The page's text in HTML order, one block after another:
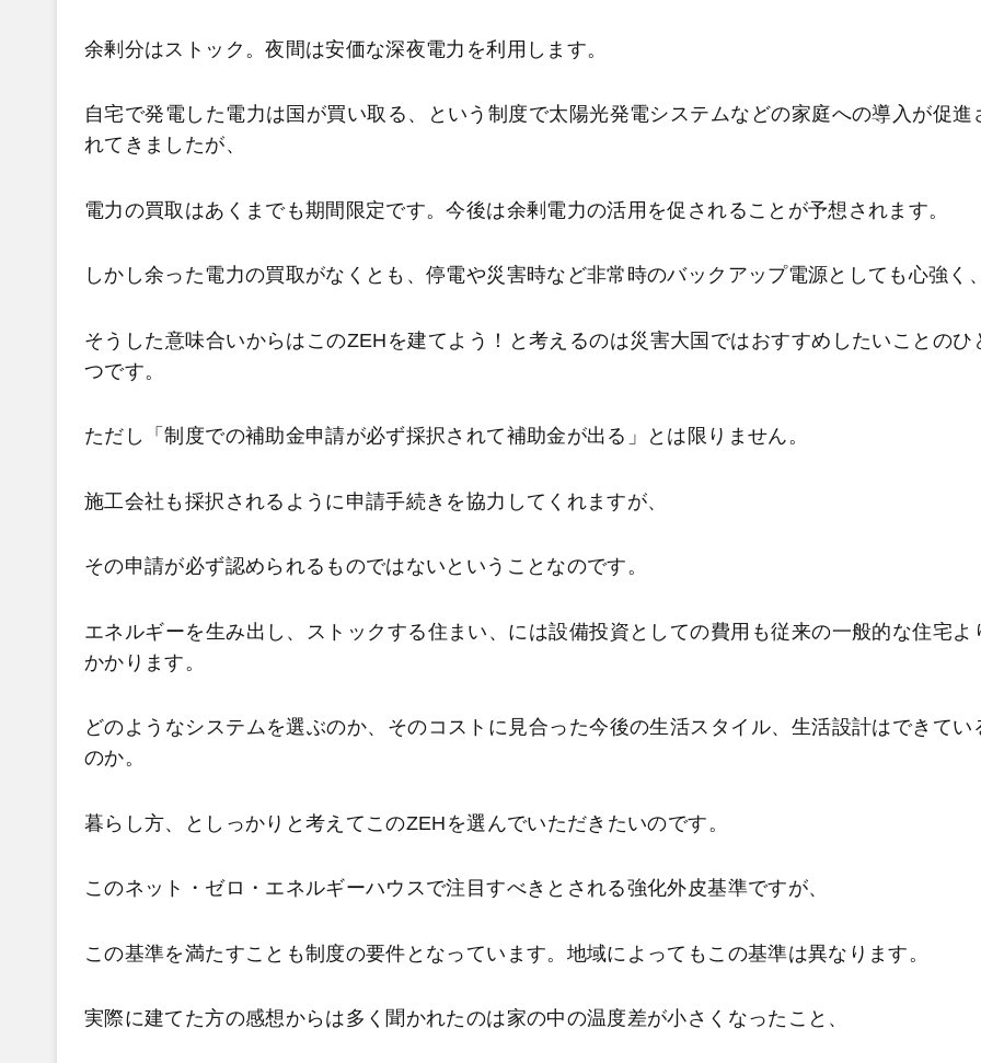
余剰分はストック。夜間は安価な深夜電力を利用します。
自宅で発電した電力は国が買い取る、という制度で太陽光発電システムなどの家庭への導入が促進
れてきましたが、
電力の買取はあくまでも期間限定です。今後は余剰電力の活用を促されることが予想されます。
しかし余った電力の買取がなくとも、停電や災害時など非常時のバックアップ電源としても心強く
そうした意味合いからはこのZEHを建てよう！と考えるのは災害大国ではおすすめしたいことのひ
つです。
ただし「制度での補助金申請が必ず採択されて補助金が出る」とは限りません。
施工会社も採択されるように申請手続きを協力してくれますが、
その申請が必ず認められるものではないということなのです。
エネルギーを生み出し、ストックする住まい、には設備投資としての費用も従来の一般的な住宅よ
かかります。
どのようなシステムを選ぶのか、そのコストに見合った今後の生活スタイル、生活設計はできてい
のか。
暮らし方、としっかりと考えてこのZEHを選んでいただきたいのです。
このネット・ゼロ・エネルギーハウスで注目すべきとされる強化外皮基準ですが、
この基準を満たすことも制度の要件となっています。地域によってもこの基準は異なります。
実際に建てた方の感想からは多く聞かれたのは家の中の温度差が小さくなったこと、